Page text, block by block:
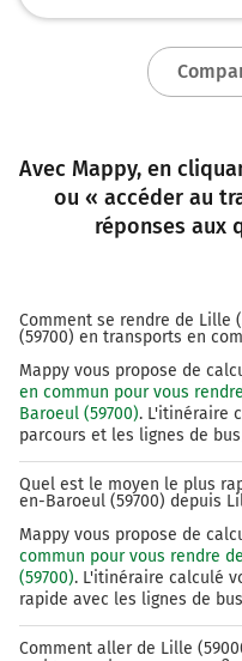
Avec Mappy, en
ou « accéder au
réponses aux
Comment se rendre de Lille
(59700) en transports en
Mappy vous propose de
en commun pour vous
Baroeul (59700). L'itinéraire
parcours et les lignes de
Quel est le moyen le plus
en-Baroeul (59700) depuis
Mappy vous propose de
commun pour vous rendre
(59700). L'itinéraire calculé
rapide avec les lignes de
Comment aller de Lille